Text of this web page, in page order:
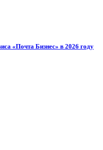
«Почта Бизнес» в 2026 году